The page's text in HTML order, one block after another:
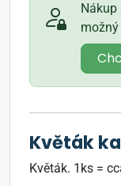
možný
Květák
Květák. 1ks =